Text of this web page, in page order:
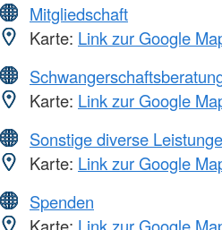
Mitgliedschaft
Karte: Link zur Google
Karte: Link zur Google
Sonstige diverse
Karte: Link zur Google
Spenden
Karte: Link zur Google